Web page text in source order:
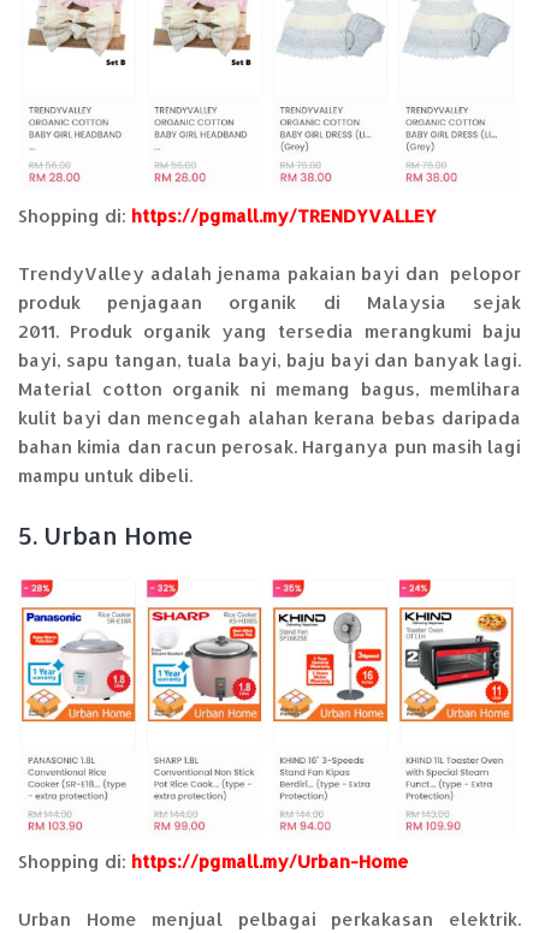
Shopping di: https://pgmall.my/TRENDYVALLEY
TrendyValley adalah jenama pakaian bayi dan pelopor
produk penjagaan organik di Malaysia sejak
2011. Produk organik yang tersedia merangkumi baju
bayi, sapu tangan, tuala bayi, baju bayi dan banyak lagi.
Material cotton organik ni memang bagus, memlihara
kulit bayi dan mencegah alahan kerana bebas daripada
bahan kimia dan racun perosak. Harganya pun masih lagi
mampu untuk dibeli.
5. Urban Home
Shopping di: https://pgmall.my/Urban-Home
Urban Home menjual pelbagai perkakasan elektrik.